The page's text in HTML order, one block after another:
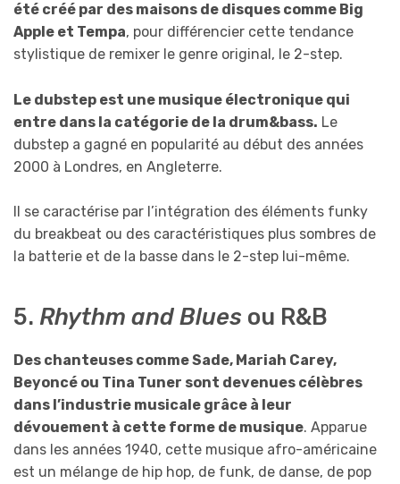
été créé par des maisons de disques comme Big
Apple et Tempa, pour différencier cette tendance
stylistique de remixer le genre original, le 2-step.
Le dubstep est une musique électronique qui
entre dans la catégorie de la drum&bass. Le
dubstep a gagné en popularité au début des années
2000 à Londres, en Angleterre.
Il se caractérise par l’intégration des éléments funky
du breakbeat ou des caractéristiques plus sombres de
la batterie et de la basse dans le 2-step lui-même.
5. Rhythm and Blues ou R&B
Des chanteuses comme Sade, Mariah Carey,
Beyoncé ou Tina Tuner sont devenues célèbres
dans l’industrie musicale grâce à leur
dévouement à cette forme de musique. Apparue
dans les années 1940, cette musique afro-américaine
est un mélange de hip hop, de funk, de danse, de pop